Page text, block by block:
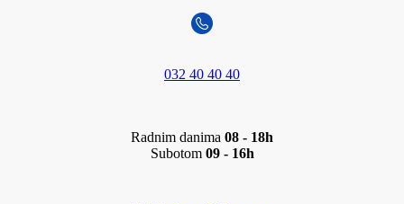
032 40 40 40
Radnim danima 08 - 18h
Subotom 09 - 16h